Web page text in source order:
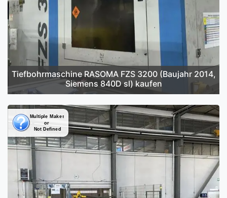
Tiefbohrmaschine RASOMA FZS 3200 (Baujahr 2014,
Siemens 840D sl) kaufen